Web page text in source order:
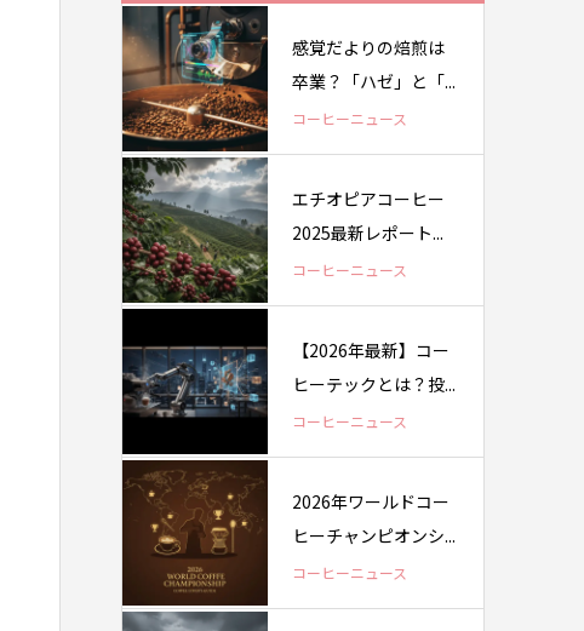
感覚だよりの焙煎は
卒業？「ハゼ」と「...
コーヒーニュース
エチオピアコーヒー
2025最新レポート...
コーヒーニュース
【2026年最新】コー
ヒーテックとは？投...
コーヒーニュース
2026年ワールドコー
ヒーチャンピオンシ...
コーヒーニュース